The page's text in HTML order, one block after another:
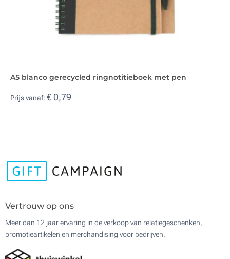
A5 blanco gerecycled ringnotitieboek met pen
Prijs vanaf: € 0,79
Vertrouw op ons
Meer dan 12 jaar ervaring in de verkoop van relatiegeschenken,
promotieartikelen en merchandising voor bedrijven.